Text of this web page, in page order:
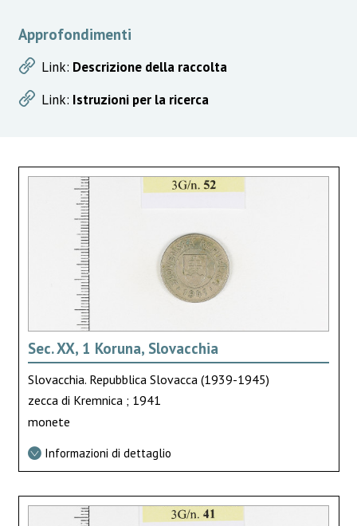
Approfondimenti
Link: Descrizione della raccolta
Link: Istruzioni per la ricerca
Sec. XX, 1 Koruna, Slovacchia
Slovacchia. Repubblica Slovacca (1939-1945)
zecca di Kremnica ; 1941
monete
Informazioni di dettaglio